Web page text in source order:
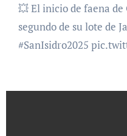
💥 El inicio de faena de 𝗖𝗔𝗦𝗧𝗘𝗟𝗟𝗔 con el
segundo de su lote de
#SanIsidro2025